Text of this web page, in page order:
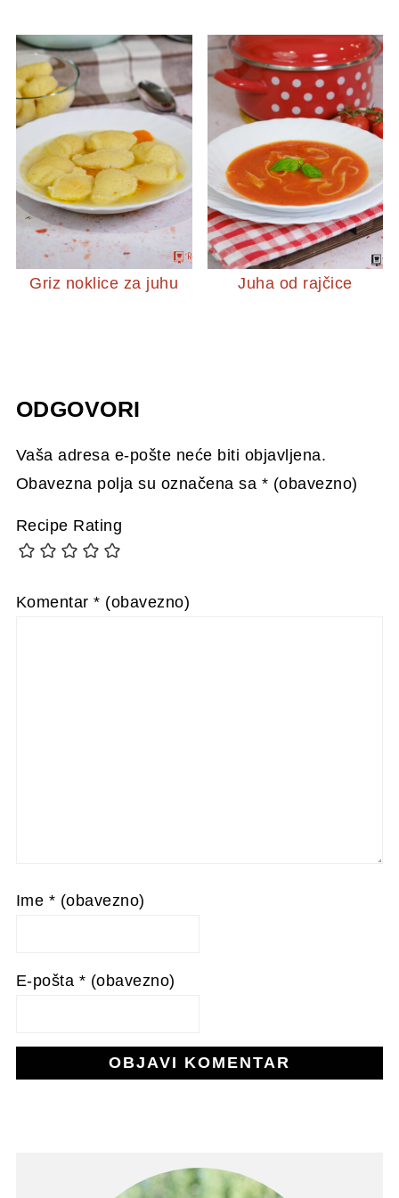
Griz noklice za juhu Juha od rajčice
ODGOVORI
Vaša adresa e-pošte neće biti objavljena.
Obavezna polja su označena sa * (obavezno)
Recipe Rating
Komentar* (obavezno)
Ime * (obavezno)
E-pošta * (obavezno)